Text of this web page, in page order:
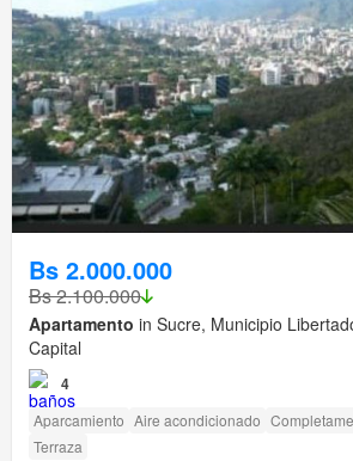
Bs 2.000.000
Bs 2.100.000
Apartamento in Sucre, Municipio
Capital
4
Aparcamiento Aire acondicionado
Terraza